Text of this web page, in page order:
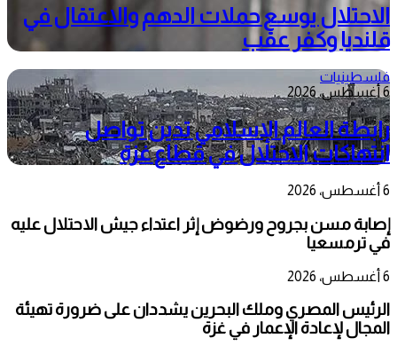
الاحتلال يوسع حملات الدهم والاعتقال في
قلنديا وكفر عقب
فلسطينيات
6 أغسطس، 2026
رابطة العالم الإسلامي تدين تواصل
انتهاكات الاحتلال في قطاع غزة
6 أغسطس، 2026
إصابة مسن بجروح ورضوض إثر اعتداء جيش الاحتلال عليه
في ترمسعيا
6 أغسطس، 2026
الرئيس المصري وملك البحرين يشددان على ضرورة تهيئة
المجال لإعادة الإعمار في غزة